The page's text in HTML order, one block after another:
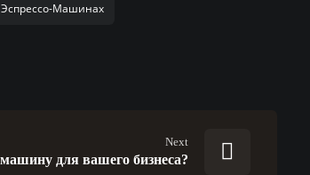
Машинах
Next
для вашего бизнеса?